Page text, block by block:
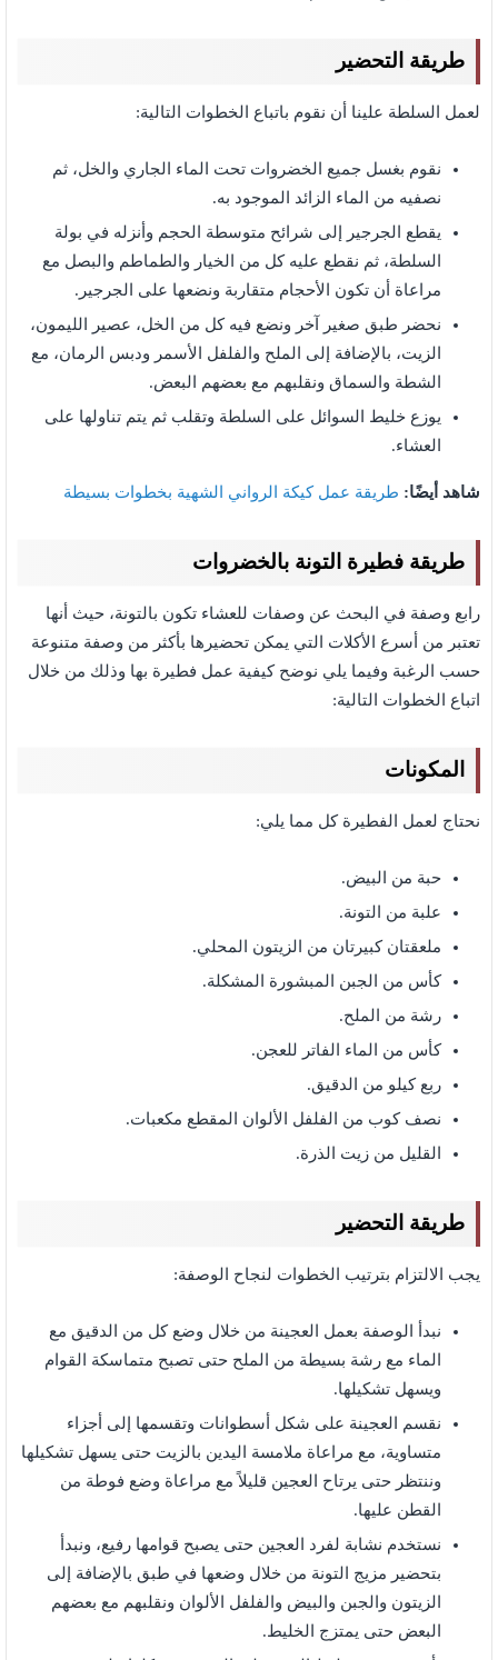
طريقة التحضير
لعمل السلطة علينا أن نقوم باتباع الخطوات التالية:
نقوم بغسل جميع الخضروات تحت الماء الجاري والخل، ثم
نصفيه من الماء الزائد الموجود به.
يقطع الجرجير إلى شرائح متوسطة الحجم وأنزله في بولة
السلطة، ثم نقطع عليه كل من الخيار والطماطم والبصل مع
مراعاة أن تكون الأحجام متقاربة ونضعها على الجرجير.
نحضر طبق صغير آخر ونضع فيه كل من الخل، عصير الليمون،
الزيت، بالإضافة إلى الملح والفلفل الأسمر ودبس الرمان، مع
الشطة والسماق ونقلبهم مع بعضهم البعض.
يوزع خليط السوائل على السلطة وتقلب ثم يتم تناولها على
العشاء.
شاهد أيضًا: طريقة عمل كيكة الرواني الشهية بخطوات بسيطة
طريقة فطيرة التونة بالخضروات
رابع وصفة في البحث عن وصفات للعشاء تكون بالتونة، حيث أنها
تعتبر من أسرع الأكلات التي يمكن تحضيرها بأكثر من وصفة متنوعة
حسب الرغبة وفيما يلي نوضح كيفية عمل فطيرة بها وذلك من خلال
اتباع الخطوات التالية:
المكونات
نحتاج لعمل الفطيرة كل مما يلي:
حبة من البيض.
علبة من التونة.
ملعقتان كبيرتان من الزيتون المحلي.
كأس من الجبن المبشورة المشكلة.
رشة من الملح.
كأس من الماء الفاتر للعجن.
ربع كيلو من الدقيق.
نصف كوب من الفلفل الألوان المقطع مكعبات.
القليل من زيت الذرة.
طريقة التحضير
يجب الالتزام بترتيب الخطوات لنجاح الوصفة:
نبدأ الوصفة بعمل العجينة من خلال وضع كل من الدقيق مع
الماء مع رشة بسيطة من الملح حتى تصبح متماسكة القوام
ويسهل تشكيلها.
نقسم العجينة على شكل أسطوانات وتقسمها إلى أجزاء
متساوية، مع مراعاة ملامسة اليدين بالزيت حتى يسهل تشكيلها
وننتظر حتى يرتاح العجين قليلاً مع مراعاة وضع فوطة من
القطن عليها.
نستخدم نشابة لفرد العجين حتى يصبح قوامها رفيع، ونبدأ
بتحضير مزيج التونة من خلال وضعها في طبق بالإضافة إلى
الزيتون والجبن والبيض والفلفل الألوان ونقلبهم مع بعضهم
البعض حتى يمتزج الخليط.